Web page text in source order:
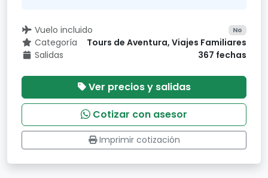
Vuelo incluido No
Categoría
Tours de Aventura, Viajes Familiares
Salidas
367 fechas
Ver precios y salidas
Cotizar con asesor
Imprimir cotización